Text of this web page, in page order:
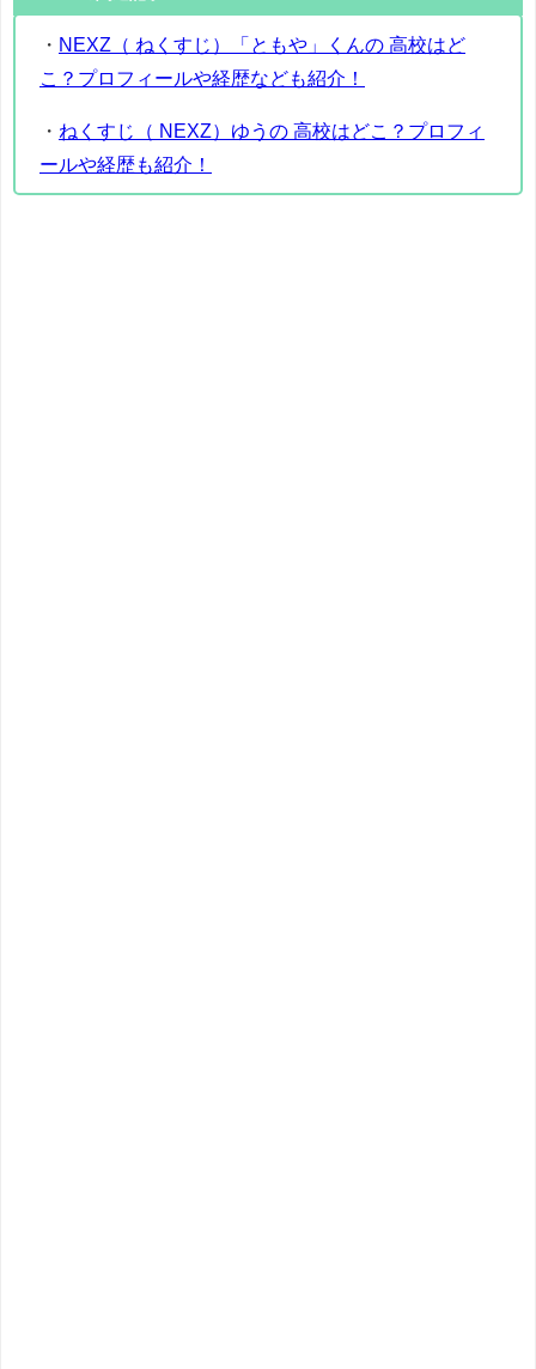
・ NEXZ（ ねくすじ）「ともや」くんの 高校はど
こ？プロフィールや経歴なども紹介！
・ ねくすじ（ NEXZ）ゆうの 高校はどこ？プロフィ
ールや経歴も紹介！